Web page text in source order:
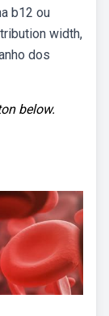
b12 ou
width,
dos
below.